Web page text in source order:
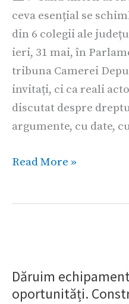
ceva esențial se
din 6 colegii ale
ieri, 31 mai, în
tribuna Camerei
invitați, ci ca reali
discutat despre
argumente, cu date,
esențial
se
schimbă,
în
ei
și
în
Read More »
Dăruim
oportunități.
Oferim
oportunități.